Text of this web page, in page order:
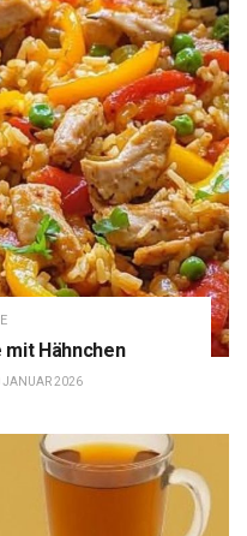
mit Hähnchen
JANUAR 2026